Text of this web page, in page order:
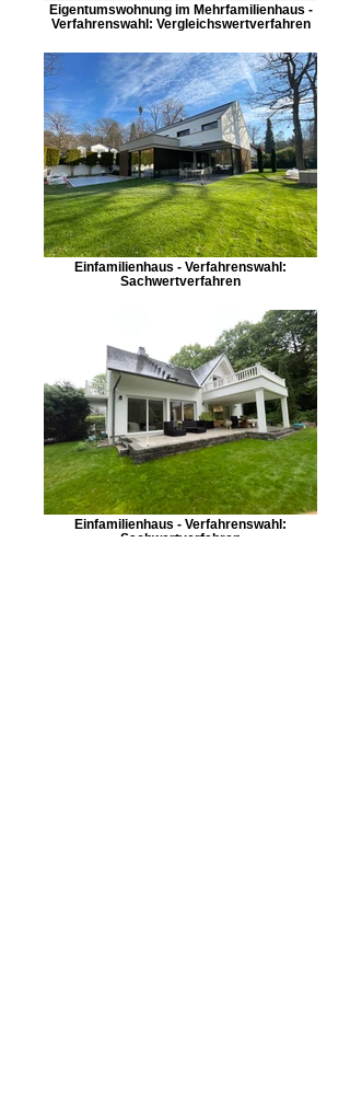
Eigentumswohnung im Mehrfamilienhaus -
Verfahrenswahl: Vergleichswertverfahren
Einfamilienhaus - Verfahrenswahl:
Sachwertverfahren
Einfamilienhaus - Verfahrenswahl:
Sachwertverfahren